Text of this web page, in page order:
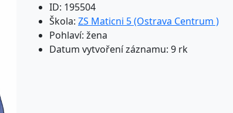
ID: 195504
Škola: ZS Maticni 5 (Ostrava Centrum )
Pohlaví: žena
Datum vytvoření záznamu: 9 rk